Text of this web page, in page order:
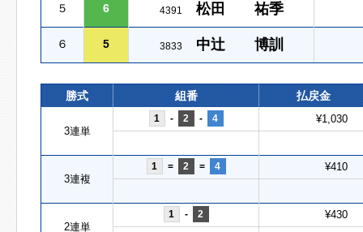
５ 6 4391 松田 祐季
６ 5 3833 中辻 博訓
勝式 組番 払戻金
3連単
1 - 2 - 4 ¥1,030
3連複
1 = 2 = 4 ¥410
2連単
1 - 2 ¥430